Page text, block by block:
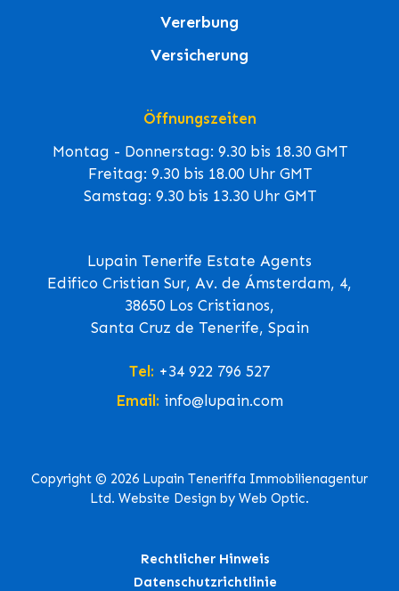
Vererbung
Versicherung
Öffnungszeiten
Montag - Donnerstag: 9.30 bis 18.30 GMT
Freitag: 9.30 bis 18.00 Uhr GMT
Samstag: 9.30 bis 13.30 Uhr GMT
Lupain Tenerife Estate Agents
Edifico Cristian Sur, Av. de Ámsterdam, 4,
38650 Los Cristianos,
Santa Cruz de Tenerife, Spain
Tel: +34 922 796 527
Email: info@lupain.com
Copyright © 2026 Lupain Teneriffa Immobilienagentur
Ltd. Website Design by Web Optic.
Rechtlicher Hinweis
Datenschutzrichtlinie